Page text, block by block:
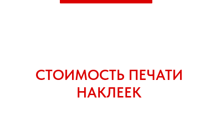
СТОИМОСТЬ ПЕЧАТИ
НАКЛЕЕК